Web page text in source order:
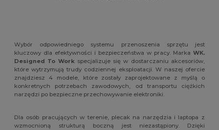
Wybór odpowiedniego systemu przenoszenia sprzętu jest
kluczowy dla efektywności i bezpieczeństwa w pracy. Marka WK.
Designed To Work specjalizuje się w dostarczaniu akcesoriów,
które wytrzymują trudy codziennej eksploatacji. W naszej ofercie
znajdziesz 4 modele, które zostały zaprojektowane z myślą o
konkretnych potrzebach zawodowych, od transportu ciężkich
narzędzi po bezpieczne przechowywanie elektroniki.
Dla osób pracujących w terenie, plecak na narzędzia i laptopa z
wzmocnioną strukturą boczną jest niezastąpiony. Dzięki